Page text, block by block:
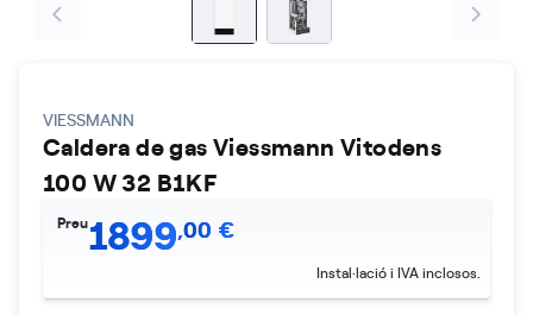
VIESSMANN
Caldera de gas Viessmann Vitodens
100 W 32 B1KF
Preu1899,00 €
Instal·lació i IVA inclosos.